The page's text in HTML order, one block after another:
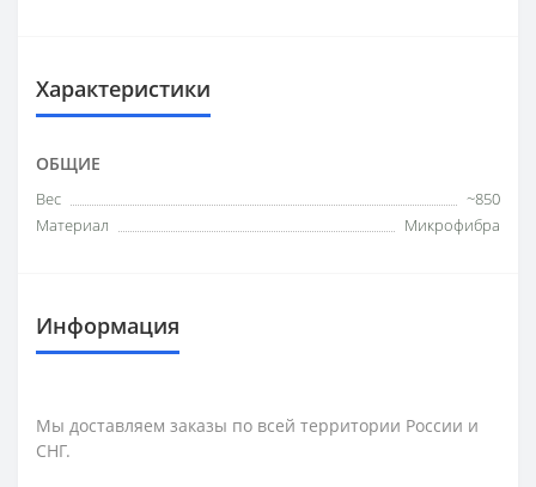
Характеристики
ОБЩИЕ
Вес
~850
Материал
Микрофибра
Информация
Мы доставляем заказы по всей территории России и
СНГ.